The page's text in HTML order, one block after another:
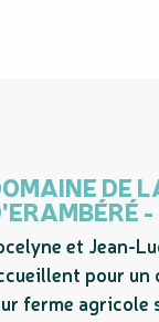
DE
et Jean-
pour
ferme agricole